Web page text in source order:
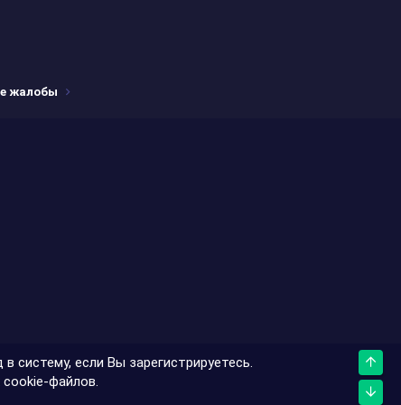
жалобы
систему, если Вы зарегистрируетесь.
cookie-файлов.
Верх
Низ